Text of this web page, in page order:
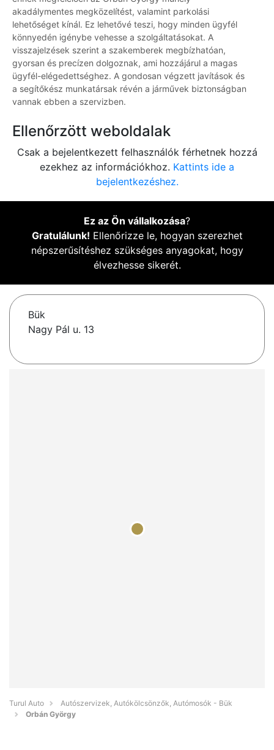
akadálymentes megközelítést, valamint parkolási
lehetőséget kínál. Ez lehetővé teszi, hogy minden ügyfél
könnyedén igénybe vehesse a szolgáltatásokat. A
visszajelzések szerint a szakemberek megbízhatóan,
gyorsan és precízen dolgoznak, ami hozzájárul a magas
ügyfél-elégedettséghez. A gondosan végzett javítások és
a segítőkész munkatársak révén a járművek biztonságban
vannak ebben a szervizben.
Ellenőrzött weboldalak
Csak a bejelentkezett felhasználók férhetnek hozzá
ezekhez az információkhoz. Kattints ide a
bejelentkezéshez.
Ez az Ön vállalkozása?
Gratulálunk! Ellenőrizze le, hogyan szerezhet
népszerűsítéshez szükséges anyagokat, hogy
élvezhesse sikerét.
Bük
Nagy Pál u. 13
Turul Auto
Autószervizek, Autókölcsönzők, Autómosók - Bük
Orbán György